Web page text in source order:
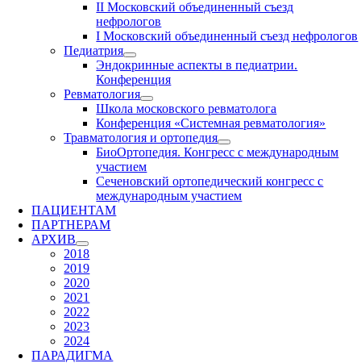
II Московский объединенный съезд
нефрологов
I Московский объединенный съезд нефрологов
Педиатрия
Эндокринные аспекты в педиатрии.
Конференция
Ревматология
Школа московского ревматолога
Конференция «Системная ревматология»
Травматология и ортопедия
БиоОртопедия. Конгресс с международным
участием
Сеченовский ортопедический конгресс с
международным участием
ПАЦИЕНТАМ
ПАРТНЕРАМ
АРХИВ
2018
2019
2020
2021
2022
2023
2024
ПАРАДИГМА